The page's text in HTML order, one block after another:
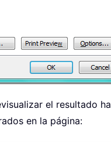
el resultado
en la página: